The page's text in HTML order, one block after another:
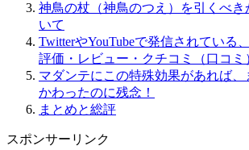
神鳥の杖（神鳥のつえ）を引くべき
いて
TwitterやYouTubeで発信されている
評価・レビュー・クチコミ（口コミ
マダンテにこの特殊効果があれば、
かわったのに残念！
まとめと総評
スポンサーリンク